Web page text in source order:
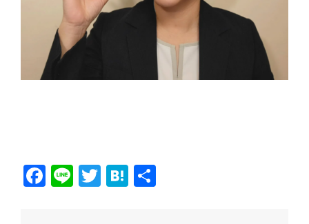
Facebook
LineTwitterHatena